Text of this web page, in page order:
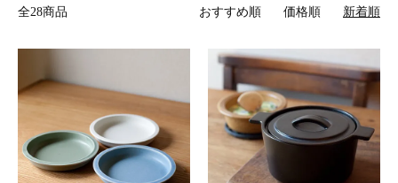
全28商品 おすすめ順 価格順 新着順